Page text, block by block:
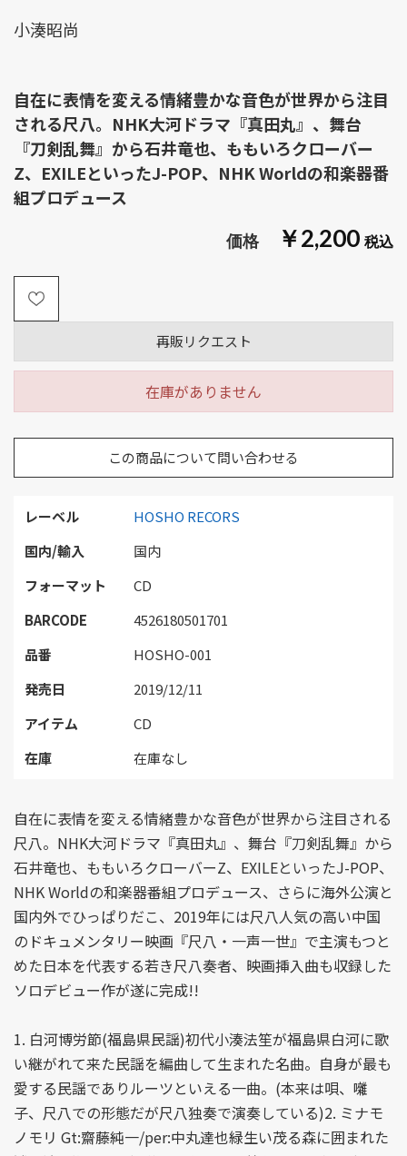
￥2,200
レーベル
HOSHO RECORS
国内/輸入
国内
フォーマット
CD
BARCODE
4526180501701
品番
HOSHO-001
発売日
2019/12/11
アイテム
CD
在庫
在庫なし
再販リクエスト
在庫がありません
この商品について問い合わせる
小湊昭尚
自在に表情を変える情緒豊かな音色が世界から注目される
尺八。NHK大河ドラマ『真田丸』、舞台『刀剣乱舞』から
石井竜也、ももいろクローバーZ、EXILEといったJ-POP、
NHK Worldの和楽器番組プロデュース、さらに海外公演と
国内外でひっぱりだこ、2019年には尺八人気の高い中国
のドキュメンタリー映画『尺八・一声一世』で主演もつと
めた日本を代表する若き尺八奏者、映画挿入曲も収録した
ソロデビュー作が遂に完成!!
1. 白河博労節(福島県民謡)初代小湊法笙が福島県白河に歌
い継がれて来た民謡を編曲して生まれた名曲。自身が最も
愛する民謡でありルーツといえる一曲。(本来は唄、囃
子、尺八での形態だが尺八独奏で演奏している)2. ミナモ
ノモリ Gt:齋藤純一/per:中丸達也緑生い茂る森に囲まれた
自在に表情を変える情緒豊かな音色が世界から注目
される尺八。NHK大河ドラマ『真田丸』、舞台
『刀剣乱舞』から石井竜也、ももいろクローバー
Z、EXILEといったJ-POP、NHK Worldの和楽器番
組プロデュース